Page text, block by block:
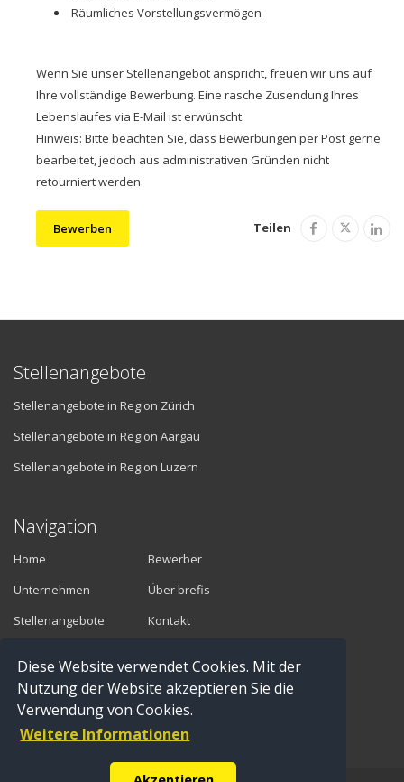
Diese Website verwendet Cookies. Mit der
Nutzung der Website akzeptieren Sie die
Verwendung von Cookies.
Weitere Informationen
Räumliches Vorstellungsvermögen
Wenn Sie unser Stellenangebot anspricht, freuen wir uns auf
Ihre vollständige Bewerbung. Eine rasche Zusendung Ihres
Lebenslaufes via E-Mail ist erwünscht.
Hinweis: Bitte beachten Sie, dass Bewerbungen per Post gerne
bearbeitet, jedoch aus administrativen Gründen nicht
retourniert werden.
Bewerben Teilen
Stellenangebote
Stellenangebote in Region Zürich
Stellenangebote in Region Aargau
Stellenangebote in Region Luzern
Navigation
Home
Unternehmen
Stellenangebote
Bewerber
Über brefis
Kontakt
Vermittler
Anmelden
Registrieren